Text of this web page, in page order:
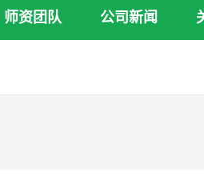
师资团队 公司新闻